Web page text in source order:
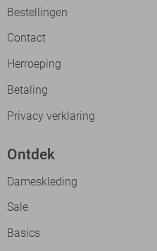
Bestellingen
Contact
Herroeping
Betaling
Privacy verklaring
Ontdek
Dameskleding
Sale
Basics